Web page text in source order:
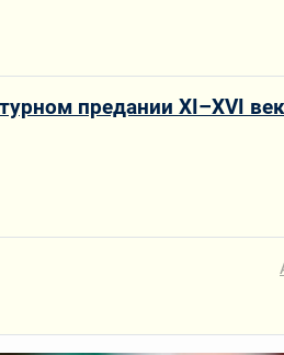
предании XI–XVI